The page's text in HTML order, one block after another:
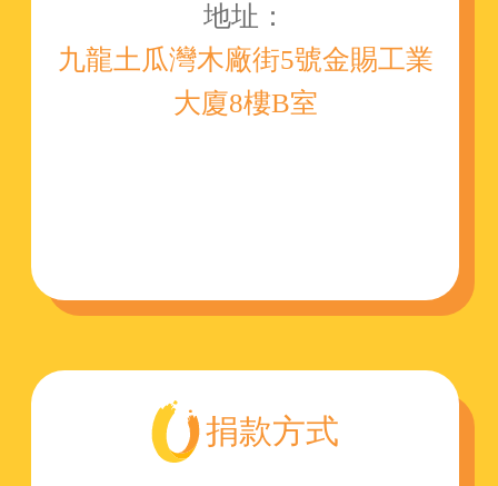
地址：
九龍土瓜灣木廠街5號金賜工業
大廈8樓B室
捐款方式